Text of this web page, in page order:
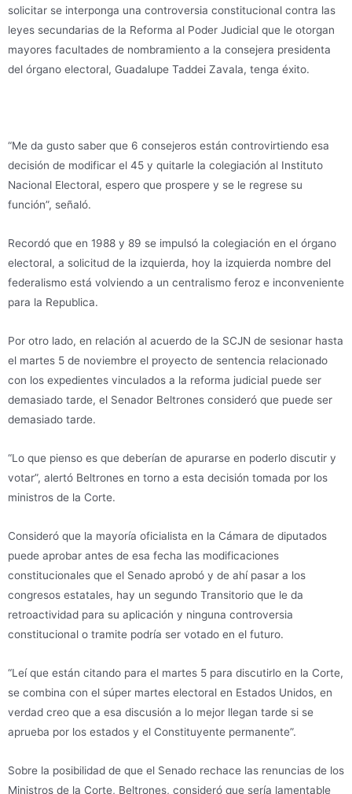
solicitar se interponga una controversia constitucional contra las
leyes secundarias de la Reforma al Poder Judicial que le otorgan
mayores facultades de nombramiento a la consejera presidenta
del órgano electoral, Guadalupe Taddei Zavala, tenga éxito.
“Me da gusto saber que 6 consejeros están controvirtiendo esa
decisión de modificar el 45 y quitarle la colegiación al Instituto
Nacional Electoral, espero que prospere y se le regrese su
función”, señaló.
Recordó que en 1988 y 89 se impulsó la colegiación en el órgano
electoral, a solicitud de la izquierda, hoy la izquierda nombre del
federalismo está volviendo a un centralismo feroz e inconveniente
para la Republica.
Por otro lado, en relación al acuerdo de la SCJN de sesionar hasta
el martes 5 de noviembre el proyecto de sentencia relacionado
con los expedientes vinculados a la reforma judicial puede ser
demasiado tarde, el Senador Beltrones consideró que puede ser
demasiado tarde.
“Lo que pienso es que deberían de apurarse en poderlo discutir y
votar”, alertó Beltrones en torno a esta decisión tomada por los
ministros de la Corte.
Consideró que la mayoría oficialista en la Cámara de diputados
puede aprobar antes de esa fecha las modificaciones
constitucionales que el Senado aprobó y de ahí pasar a los
congresos estatales, hay un segundo Transitorio que le da
retroactividad para su aplicación y ninguna controversia
constitucional o tramite podría ser votado en el futuro.
“Leí que están citando para el martes 5 para discutirlo en la Corte,
se combina con el súper martes electoral en Estados Unidos, en
verdad creo que a esa discusión a lo mejor llegan tarde si se
aprueba por los estados y el Constituyente permanente”.
Sobre la posibilidad de que el Senado rechace las renuncias de los
Ministros de la Corte, Beltrones, consideró que sería lamentable